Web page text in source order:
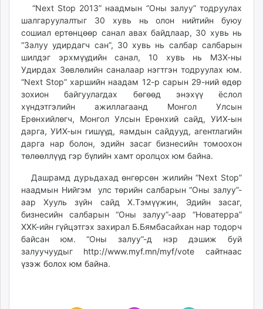
tvmongolia.mn
mass.mn
unegui.mn
assa.mn
toim.mn
tac.mn
paparazzi.mn
unread.today
“Next Stop 2013” наадмын “Оны залуу” тодруулах
шалгаруулалтыг 30 хувь нь олон нийтийн буюу
сошиал ертөнцөөр санал авах байдлаар, 30 хувь нь
“Залуу удирдагч сан”, 30 хувь нь салбар салбарын
шилдэг эрхмүүдийн санал, 10 хувь нь МЗХ-ны
Удирдах Зөвлөлийн саналаар нэгтгэн тодруулах юм.
“Next Stop” харшийн наадам 12-р сарын 29-ний өдөр
зохион байгуулагдах бөгөөд энэхүү ёслол
хүндэтгэлийн ажиллагаанд Монгол Улсын
Ерөнхийлөгч, Монгол Улсын Ерөнхий сайд, УИХ-ын
дарга, УИХ-ын гишүүд, яамдын сайдууд, агентлагийн
дарга нар болон, эдийн засаг бизнесийн томоохон
төлөөллүүд гэр бүлийн хамт оролцох юм байна.
Дашрамд дурьдахад өнгөрсөн жилийн “Next Stop”
наадмын Нийгэм улс төрийн салбарын “Оны залуу”-
аар Хууль зүйн сайд Х.Тэмүүжин, Эдийн засаг,
бизнесийн салбарын “Оны залуу”-аар “Новатерра”
ХХК-ийн гүйцэтгэх захирал Б.Бямбасайхан нар тодорч
байсан юм. “Оны залуу”-д нэр дэшиж буй
залуучуудыг http://www.myf.mn/myf/vote сайтнаас
үзэж болох юм байна.